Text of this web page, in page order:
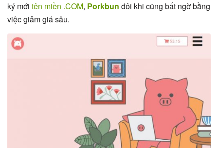
ký mới tên miền .COM, Porkbun đôi khi cũng bất ngờ bằng
việc giảm giá sâu.